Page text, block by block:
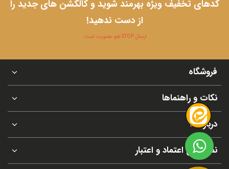
کدهای تخفیف ویژه بهرمند شوید و کالکشن های جدید را
از دست ندهید!
ارسال STOP لغو عضویت است.
فروشگاه
نکات و راهنماها
درباره ما
نماد های اعتماد و اعتبار